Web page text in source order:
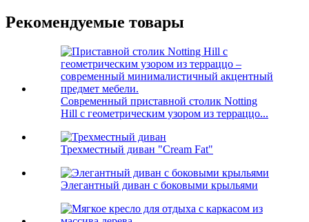
Рекомендуемые товары
Современный приставной столик Notting
Hill с геометрическим узором из терраццо...
Трехместный диван "Cream Fat"
Элегантный диван с боковыми крыльями